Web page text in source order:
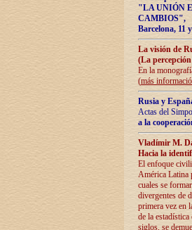
"LA UNIÓN
CAMBIOS",
Barcelona, 11
La visión de
(La
En la
(más
Rusia y
Actas del
a la
Vladímir M.
Hacia la
El enfoque
América Latina
cuales se
divergentes de
primera vez en
de la
siglos, se